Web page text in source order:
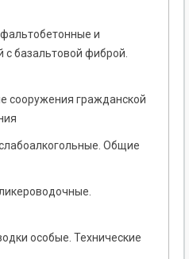
и
базальтовой фиброй.
сооружения гражданской
Общие
особые. Технические